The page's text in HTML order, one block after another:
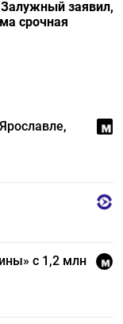
заявил,
срочная